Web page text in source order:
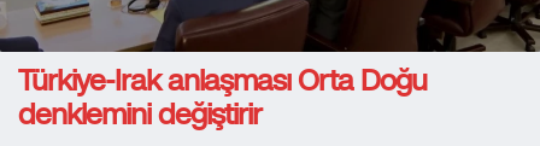
Türkiye-Irak anlaşması Orta Doğu
denklemini değiştirir